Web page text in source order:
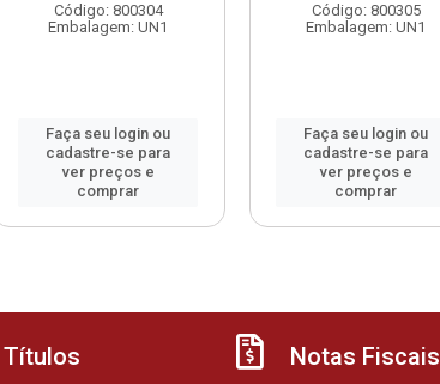
Código: 800304
Embalagem: UN1
Faça seu login ou
cadastre-se para
ver preços e
comprar
Código: 800305
Embalagem: UN1
Faça seu login ou
cadastre-se para
ver preços e
comprar
Títulos Notas Fiscais